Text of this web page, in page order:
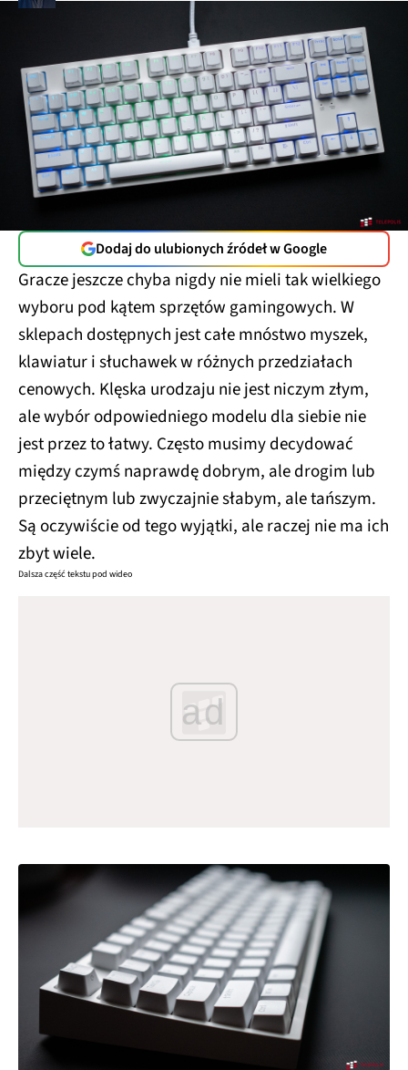
Dodaj do ulubionych źródeł w Google
Gracze jeszcze chyba nigdy nie mieli tak wielkiego
wyboru pod kątem sprzętów gamingowych. W
sklepach dostępnych jest całe mnóstwo myszek,
klawiatur i słuchawek w różnych przedziałach
cenowych. Klęska urodzaju nie jest niczym złym,
ale wybór odpowiedniego modelu dla siebie nie
jest przez to łatwy. Często musimy decydować
między czymś naprawdę dobrym, ale drogim lub
przeciętnym lub zwyczajnie słabym, ale tańszym.
Są oczywiście od tego wyjątki, ale raczej nie ma ich
zbyt wiele.
Dalsza część tekstu pod wideo
ad